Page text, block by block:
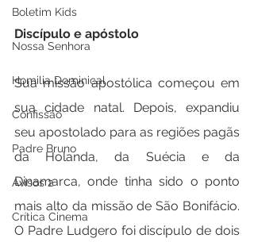
Boletim Kids
Nossa Senhora
Homilia Dominical
Confissão
Padre Bruno
Avisos 2
Crítica Cinema
Discípulo e apóstolo
Sua missão apostólica começou em
sua cidade natal. Depois, expandiu
seu apostolado para as regiões pagãs
da Holanda, da Suécia e da
Dinamarca, onde tinha sido o ponto
mais alto da missão de São Bonifácio.
O Padre Ludgero foi discípulo de dois